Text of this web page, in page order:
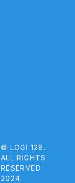
© LOGI 128.
ALL RIGHTS
RESERVED
2024.